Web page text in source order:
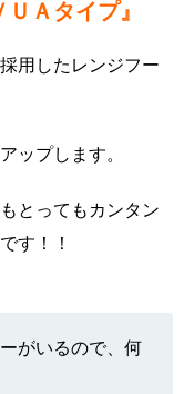
Ａタイプ』
用したレンジフー
ップします。
とってもカンタン
す！！
がいるので、何